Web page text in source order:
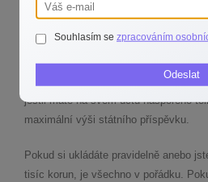
se u stavebního spoření dostat na
A ještě poslední věc. Pokud už máte
využívat akčních nabídek na uzavření
jestli máte na svém účtu naspořeno
maximální výši státního příspěvku.
Pokud si ukládáte pravidelně anebo
tisíc korun, je všechno v pořádku.
Souhlasím se zpracováním
Odeslat